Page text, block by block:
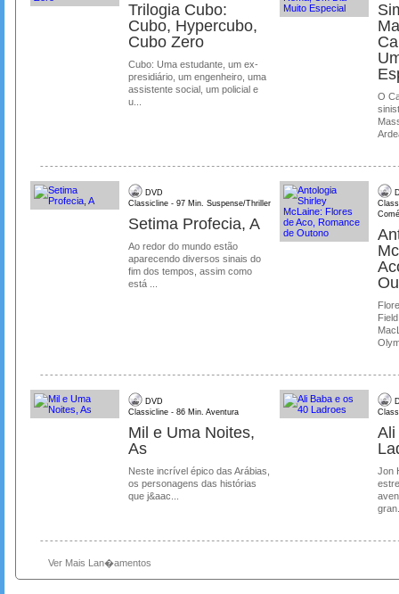
Trilogia Cubo:
Cubo, Hypercubo,
Cubo Zero
Cubo: Uma estudante, um ex-
presidiário, um engenheiro, uma
assistente social, um policial e
u...
O
DVD
Classicline - 97 Min. Suspense/Thriller
Setima Profecia, A
Ao redor do mundo estão
aparecendo diversos sinais do
fim dos tempos, assim como
está ...
DVD
Classicline - 86 Min. Aventura
Mil e Uma Noites,
As
Neste incrível épico das Arábias,
os personagens das histórias
que j&aac...
Ali
Jon
Ver Mais Lan�amentos